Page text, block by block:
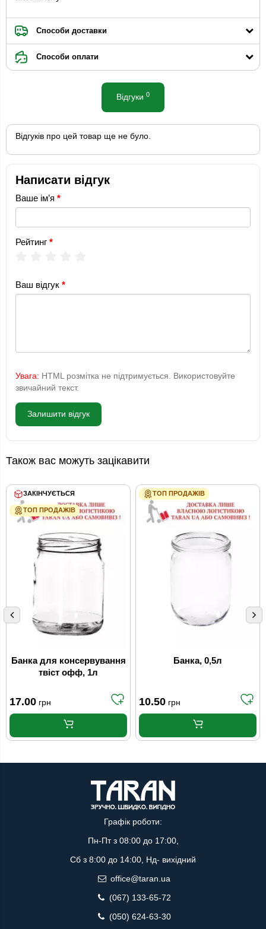
Способи доставки
Способи оплати
Відгуки 0
Відгуків про цей товар ще не було.
Написати відгук
Ваше ім’я
Рейтинг
Ваш відгук
Увага: HTML розмітка не підтримується. Використовуйте
звичайний текст.
Залишити відгук
Також вас можуть зацікавити
ЗАКІНЧУЄТЬСЯ
ТОП ПРОДАЖІВ
Банка для консервування
твіст офф, 1л
17.00 грн
ТОП ПРОДАЖІВ
Банка, 0,5л
10.50 грн
Графік роботи:
Пн-Пт з 08:00 до 17:00,
Сб з 8:00 до 14:00, Нд- вихідний
office@taran.ua
(067) 133-65-72
(050) 624-63-30